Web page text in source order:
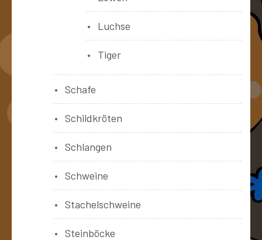
Luchse
Tiger
Schafe
Schildkröten
Schlangen
Schweine
Stachelschweine
Steinböcke